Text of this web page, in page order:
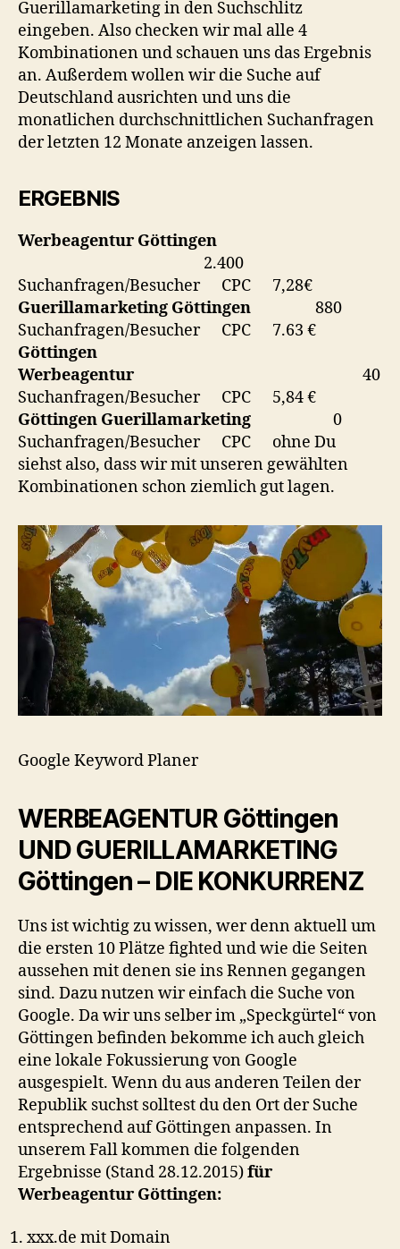
Guerillamarketing in den Suchschlitz
eingeben. Also checken wir mal alle 4
Kombinationen und schauen uns das Ergebnis
an. Außerdem wollen wir die Suche auf
Deutschland ausrichten und uns die
monatlichen durchschnittlichen Suchanfragen
der letzten 12 Monate anzeigen lassen.
ERGEBNIS
Werbeagentur Göttingen
2.400
Suchanfragen/Besucher CPC 7,28€
Guerillamarketing Göttingen
880
Suchanfragen/Besucher CPC 7.63 €
Göttingen
Werbeagentur
40
Suchanfragen/Besucher CPC 5,84 €
Göttingen Guerillamarketing
0
Suchanfragen/Besucher CPC ohne Du
siehst also, dass wir mit unseren gewählten
Kombinationen schon ziemlich gut lagen.
Google Keyword Planer
WERBEAGENTUR Göttingen
UND GUERILLAMARKETING
Göttingen – DIE KONKURRENZ
Uns ist wichtig zu wissen, wer denn aktuell um
die ersten 10 Plätze fighted und wie die Seiten
aussehen mit denen sie ins Rennen gegangen
sind. Dazu nutzen wir einfach die Suche von
Google. Da wir uns selber im „Speckgürtel“ von
Göttingen befinden bekomme ich auch gleich
eine lokale Fokussierung von Google
ausgespielt. Wenn du aus anderen Teilen der
Republik suchst solltest du den Ort der Suche
entsprechend auf Göttingen anpassen. In
unserem Fall kommen die folgenden
Ergebnisse (Stand 28.12.2015)für
Werbeagentur Göttingen:
xxx.de mit Domain